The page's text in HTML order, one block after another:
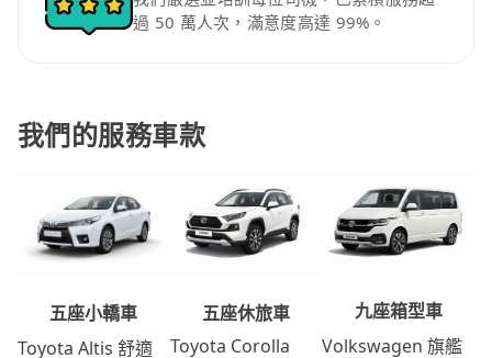
過 50 萬人次，滿意度高達 99%。
我們的服務車款
五座小轎車
Toyota Altis 舒適
五座休旅車
Toyota Corolla
九座箱型車
Volkswagen 旗艦